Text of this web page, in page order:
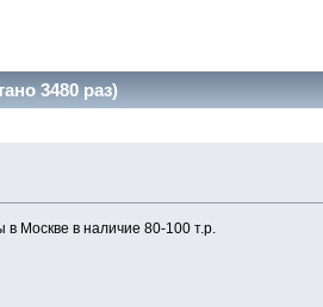
3480 раз)
Москве в наличие 80-100 т.р.